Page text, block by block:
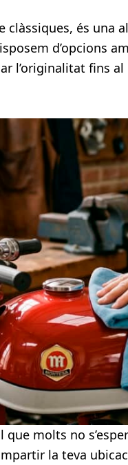
és una
d’opcions
l’originalitat fins
molts no
la teva